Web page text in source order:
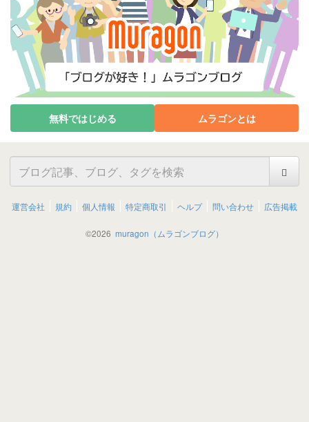
無料ではじめる ムラゴンとは
運営会社 規約 個人情報 特定商取引 ヘルプ 問い合わせ 広告掲載
©2026 muragon（ムラゴンブログ）